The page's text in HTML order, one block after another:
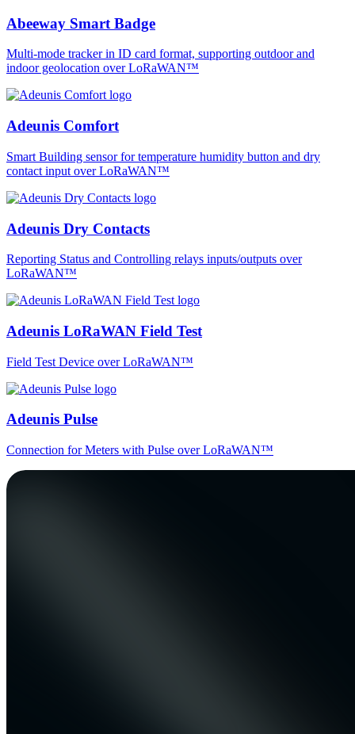
Abeeway Smart Badge
Multi-mode tracker in ID card format, supporting outdoor and
indoor geolocation over LoRaWAN™
Adeunis Comfort
Smart Building sensor for temperature humidity button and dry
contact input over LoRaWAN™
Adeunis Dry Contacts
Reporting Status and Controlling relays inputs/outputs over
LoRaWAN™
Adeunis LoRaWAN Field Test
Field Test Device over LoRaWAN™
Adeunis Pulse
Connection for Meters with Pulse over LoRaWAN™